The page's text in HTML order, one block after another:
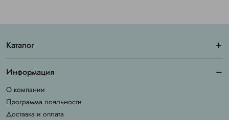
Каталог
Информация
О компании
Программа лояльности
Доставка и оплата